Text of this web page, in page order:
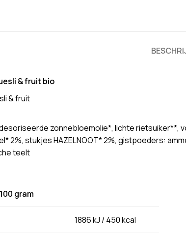
& fruit bio
& fruit
zonnebloemolie*, lichte rietsuiker**,
2%, stukjes HAZELNOOT* 2%, gistpoeders:
teelt
gram
1886 kJ / 450 kcal